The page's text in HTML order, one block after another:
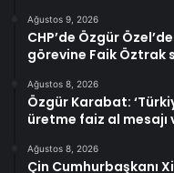
Ağustos 9, 2026
CHP’de Özgür
görevine Faik Öztrak
Ağustos 8, 2026
Özgür Karabat:
üretme faiz al mesajı
Ağustos 8, 2026
Çin Cumhurbaşkanı